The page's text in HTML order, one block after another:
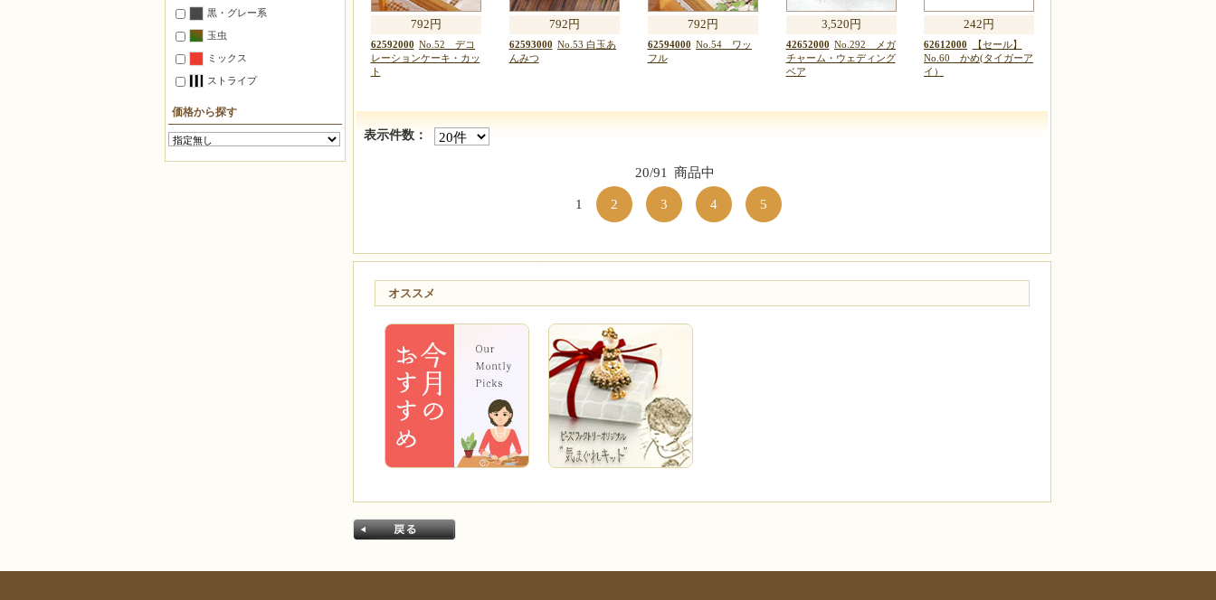
792円
62592000 No.52 デコ
レーションケーキ・カッ
ト
792円
62593000 No.53 白玉あ
んみつ
792円
62594000 No.54 ワッ
フル
3,520円
42652000 No.292 メガ
チャーム・ウェディング
ベア
242円
62612000
【セール】
No.60 かめ(タイガーア
イ）
表示件数：
20/91 商品中
1 2 3 4 5
オススメ
デリカビーズ織り材料セット
仕立て済みの箱入り【完成品】
対象別
初心者
中上級者
黒・グレー系
玉虫
ミックス
ストライプ
価格から探す